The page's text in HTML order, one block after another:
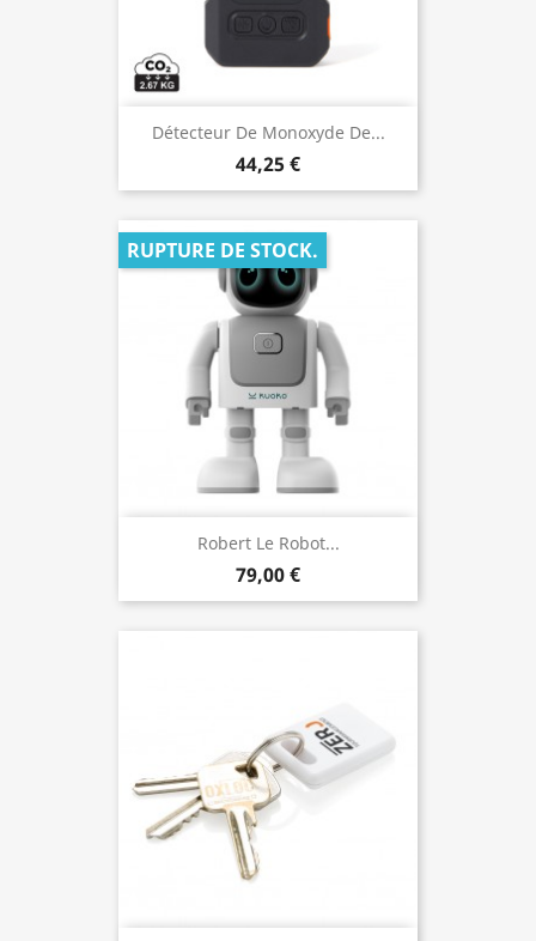
Détecteur De Monoxyde De...
44,25 €
Robert Le Robot...
79,00 €
RUPTURE DE STOCK.